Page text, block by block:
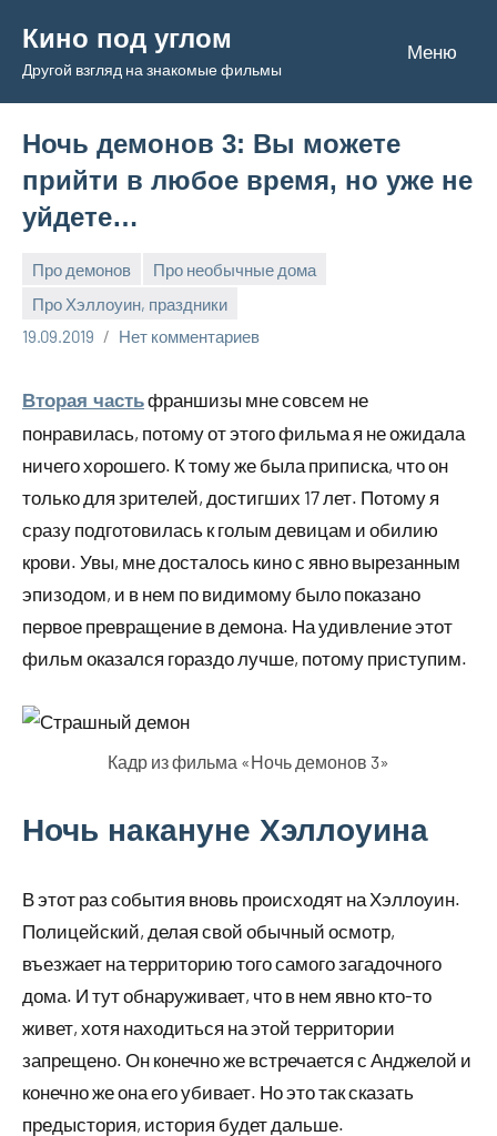
содержимому
Кино под углом
Другой взгляд на знакомые фильмы
Меню
Ночь демонов 3: Вы можете
прийти в любое время, но уже не
уйдете…
Про демонов
Про необычные дома
Про Хэллоуин, праздники
19.09.2019
Admin
Нет комментариев
Вторая частьфраншизы мне совсем не
понравилась, потому от этого фильма я не ожидала
ничего хорошего. К тому же была приписка, что он
только для зрителей, достигших 17 лет. Потому я
сразу подготовилась к голым девицам и обилию
крови. Увы, мне досталось кино с явно вырезанным
эпизодом, и в нем по видимому было показано
первое превращение в демона. На удивление этот
фильм оказался гораздо лучше, потому приступим.
Кадр из фильма «Ночь демонов 3»
Ночь накануне Хэллоуина
В этот раз события вновь происходят на Хэллоуин.
Полицейский, делая свой обычный осмотр,
въезжает на территорию того самого загадочного
дома. И тут обнаруживает, что в нем явно кто-то
живет, хотя находиться на этой территории
запрещено. Он конечно же встречается с Анджелой и
конечно же она его убивает. Но это так сказать
предыстория, история будет дальше.